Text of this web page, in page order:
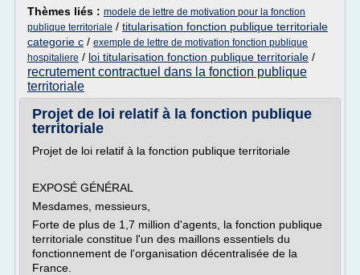
Thèmes liés : modele de lettre de motivation pour la fonction
publique territoriale / titularisation fonction publique territoriale
categorie c / exemple de lettre de motivation fonction publique
hospitaliere / loi titularisation fonction publique territoriale /
recrutement contractuel dans la fonction publique
territoriale
Projet de loi relatif à la fonction publique
territoriale
Projet de loi relatif à la fonction publique territoriale
EXPOSÉ GÉNÉRAL
Mesdames, messieurs,
Forte de plus de 1,7 million d'agents, la fonction publique
territoriale constitue l'un des maillons essentiels du
fonctionnement de l'organisation décentralisée de la
France.